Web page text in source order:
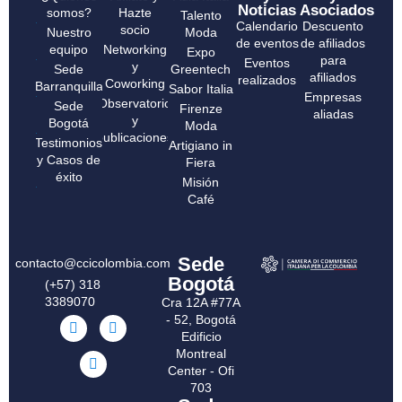
somos?
Nuestro
equipo
Sede
Barranquilla
Sede
Bogotá
Testimonios
y Casos de
éxito
Hazte
socio
Networking
y
Coworking
Observatorio
y
publicaciones
Talento
Moda
Expo
Greentech
Sabor Italia
Firenze
Moda
Artigiano in
Fiera
Misión
Café
Noticias
Calendario
de eventos
Eventos
realizados
Asociados
Descuento
de afiliados
para
afiliados
Empresas
aliadas
Sede
Bogotá
Cra 12A #77A
- 52, Bogotá
Edificio
Montreal
Center - Ofi
703
contacto@ccicolombia.com
(+57) 318
3389070